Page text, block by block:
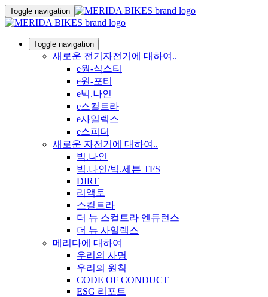
Toggle navigation
Toggle navigation
새로운 전기자전거에 대하여..
e원-식스티
e원-포티
e빅.나인
e스컬트라
e사일렉스
e스피더
새로운 자전거에 대하여..
빅.나인
빅.나인/빅.세븐 TFS
DIRT
리액토
스컬트라
더 뉴 스컬트라 엔듀런스
더 뉴 사일렉스
메리다에 대하여
우리의 사명
우리의 원칙
CODE OF CONDUCT
ESG 리포트